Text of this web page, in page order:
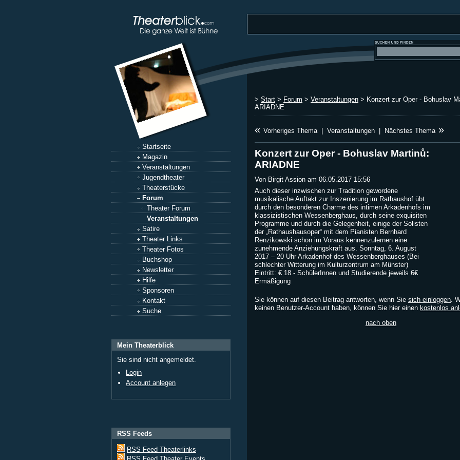
Startseite
Magazin
Veranstaltungen
Jugendtheater
Theaterstücke
Forum
Theater Forum
Veranstaltungen
Satire
Theater Links
Theater Fotos
Buchshop
Newsletter
Hilfe
Sponsoren
Kontakt
Suche
Mein Theaterblick
Sie sind nicht angemeldet.
Login
Account anlegen
RSS Feeds
RSS Feed Theaterlinks
> Start > Forum > Veranstaltungen > Konzert zur Oper - Bohuslav
ARIADNE
« Vorheriges Thema Veranstaltungen Nächstes Thema »
Konzert zur Oper - Bohuslav Martinů:
ARIADNE
Von Birgit Assion am 06.05.2017 15:56
Auch dieser inzwischen zur Tradition gewordene
musikalische Auftakt zur Inszenierung im Rathaushof übt
durch den besonderen Charme des intimen Arkadenhofs im
klassizistischen Wessenberghaus, durch seine exquisiten
Programme und durch die Gelegenheit, einige der Solisten
der „Rathaushausoper“ mit dem Pianisten Bernhard
Renzikowski schon im Voraus kennenzulernen eine
zunehmende Anziehungskraft aus. Sonntag, 6. August
2017 – 20 Uhr Arkadenhof des Wessenberghauses (Bei
schlechter Witterung im Kulturzentrum am Münster)
Eintritt: € 18.- SchülerInnen und Studierende jeweils 6€
Ermäßigung
Sie können auf diesen Beitrag antworten, wenn Sie sich einloggen .
keinen Benutzer-Account haben, können Sie hier einen kostenlos
nach oben